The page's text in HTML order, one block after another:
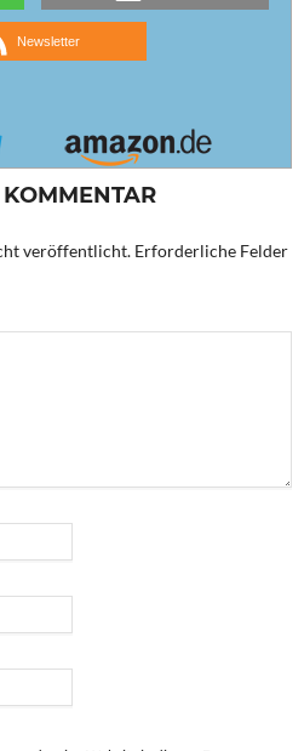
Newsletter
veröffentlicht. Erforderliche Felder